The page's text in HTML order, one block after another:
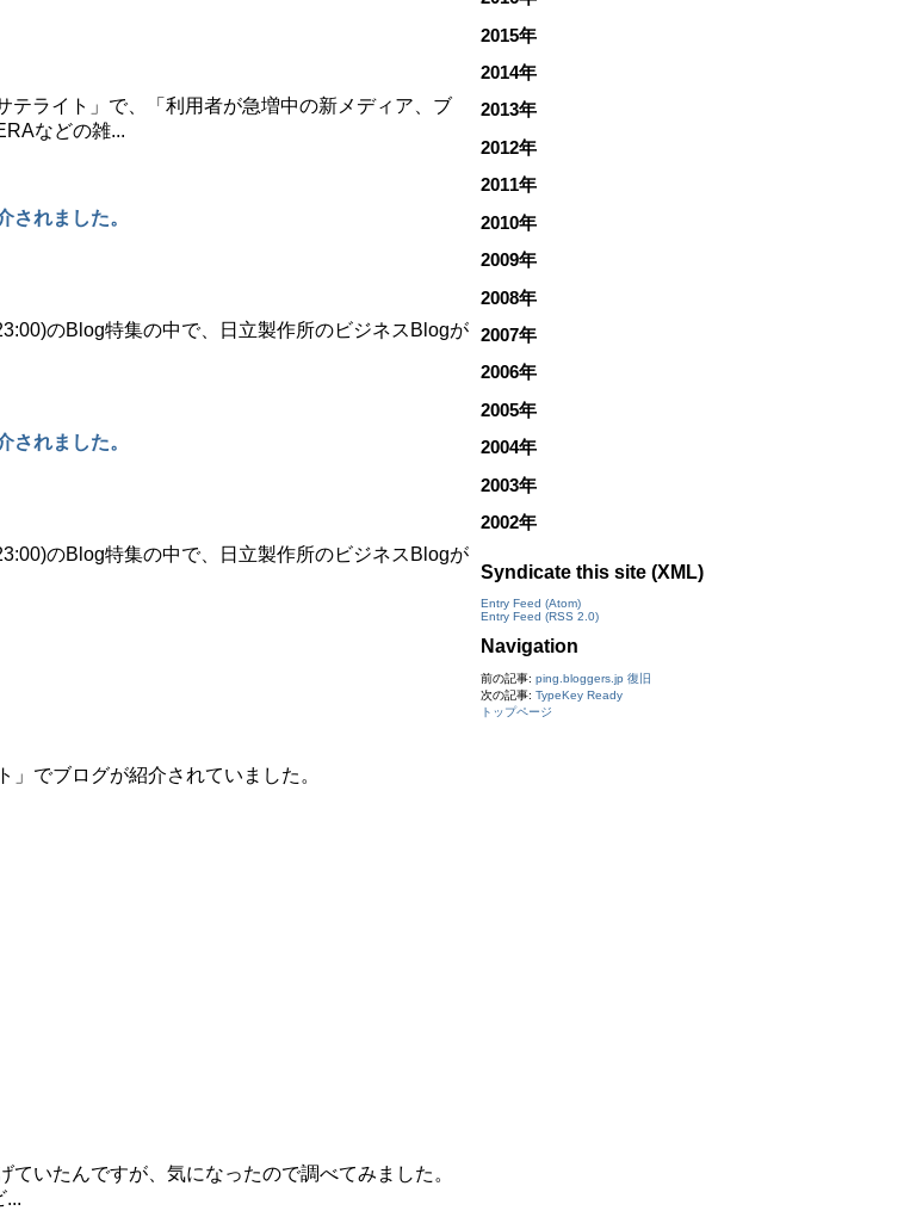
ライト」で、「利用者が急増中の新メディア、ブ
などの雑...
されました。
のBlog特集の中で、日立製作所のビジネスBlogが
されました。
のBlog特集の中で、日立製作所のビジネスBlogが
でブログが紹介されていました。
いたんですが、気になったので調べてみました。
...
2015年
2014年
2013年
2012年
2011年
2010年
2009年
2008年
2007年
2006年
2005年
2004年
2003年
2002年
Syndicate this site (XML)
Entry Feed (Atom)
Entry Feed (RSS 2.0)
Navigation
前の記事: ping.bloggers.jp 復旧
次の記事: TypeKey Ready
トップページ